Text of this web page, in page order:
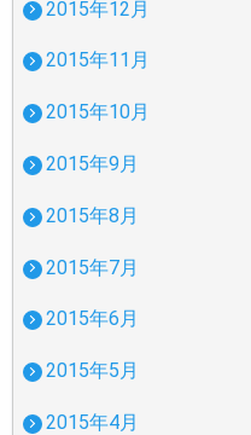
2015年12月
2015年11月
2015年10月
2015年9月
2015年8月
2015年7月
2015年6月
2015年5月
2015年4月